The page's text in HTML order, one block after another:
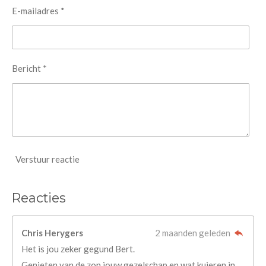
E-mailadres *
Bericht *
Verstuur reactie
Reacties
Chris Herygers
2 maanden geleden
Het is jou zeker gegund Bert.